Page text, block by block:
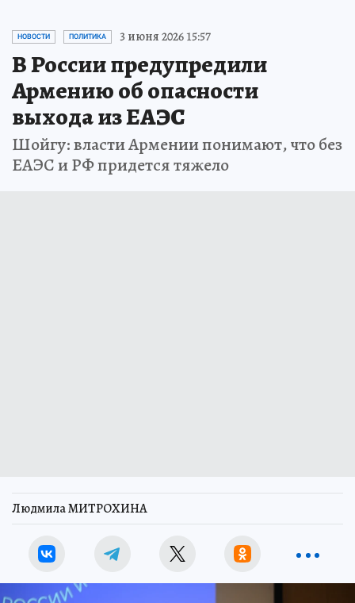
НОВОСТИ ПОЛИТИКА 3 июня 2026 15:57
В России предупредили
Армению об опасности
выхода из ЕАЭС
Шойгу: власти Армении понимают, что без
ЕАЭС и РФ придется тяжело
Людмила МИТРОХИНА